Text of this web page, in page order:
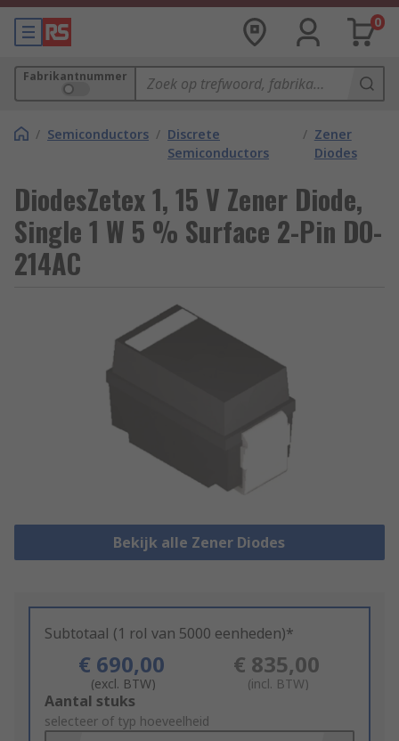
0
Fabrikantnummer
/ Semiconductors / Discrete
Semiconductors
/ Zener
Diodes
DiodesZetex 1, 15 V Zener Diode,
Single 1 W 5 % Surface 2-Pin DO-
214AC
Bekijk alle Zener Diodes
Subtotaal (1 rol van 5000 eenheden)*
€ 690,00
(excl. BTW)
€ 835,00
(incl. BTW)
Add
to
Aantal stuks
selecteer of typ hoeveelheid